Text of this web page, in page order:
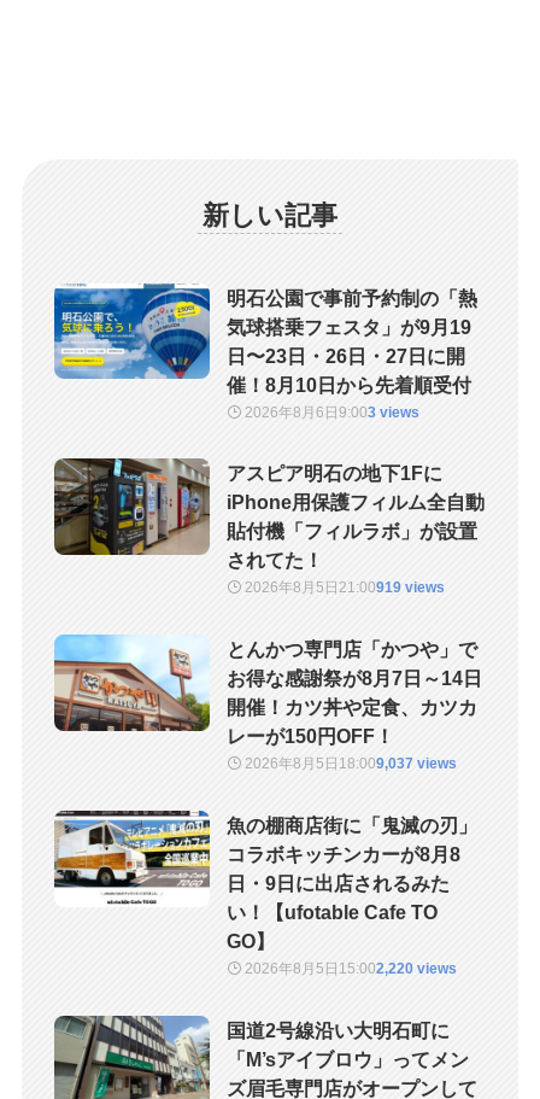
新しい記事
明石公園で事前予約制の「熱
気球搭乗フェスタ」が9月19
日〜23日・26日・27日に開
催！8月10日から先着順受付
2026年8月6日9:003 views
アスピア明石の地下1Fに
iPhone用保護フィルム全自動
貼付機「フィルラボ」が設置
されてた！
2026年8月5日21:00919 views
とんかつ専門店「かつや」で
お得な感謝祭が8月7日～14日
開催！カツ丼や定食、カツカ
レーが150円OFF！
2026年8月5日 18:009,037 views
魚の棚商店街に「鬼滅の刃」
コラボキッチンカーが8月8
日・9日に出店されるみた
い！【ufotable Cafe TO
GO】
2026年8月5日 15:002,220 views
国道2号線沿い大明石町に
「M’sアイブロウ」ってメン
ズ眉毛専門店がオープンして